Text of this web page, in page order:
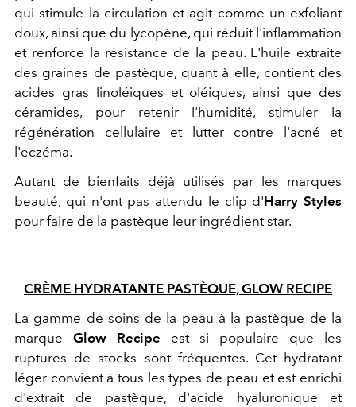
qui stimule la circulation et agit comme un exfoliant
doux, ainsi que du lycopène, qui réduit l'inflammation
et renforce la résistance de la peau. L'huile extraite
des graines de pastèque, quant à elle, contient des
acides gras linoléiques et oléiques, ainsi que des
céramides, pour retenir l'humidité, stimuler la
régénération cellulaire et lutter contre l'acné et
l'eczéma.
Autant de bienfaits déjà utilisés par les marques
beauté, qui n'ont pas attendu le clip d'Harry Styles
pour faire de la pastèque leur ingrédient star.
CRÈME HYDRATANTE PASTÈQUE, GLOW RECIPE
La gamme de soins de la peau à la pastèque de la
marque Glow Recipe est si populaire que les
ruptures de stocks sont fréquentes. Cet hydratant
léger convient à tous les types de peau et est enrichi
d'extrait de pastèque, d'acide hyaluronique et